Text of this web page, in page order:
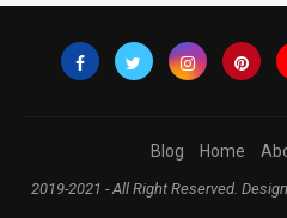
Blog Home
2019-2021 - All Right Reserved.